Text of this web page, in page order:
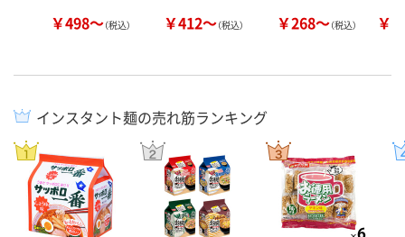
￥498～（税込） ￥412～（税込） ￥268～（税込） ￥
インスタント麺の売れ筋ランキング